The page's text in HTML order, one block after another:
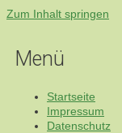
Zum Inhalt springen
Menü
Startseite
Impressum
Datenschutz